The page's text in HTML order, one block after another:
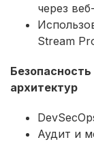
через
Stream
архитектур
Аудит и